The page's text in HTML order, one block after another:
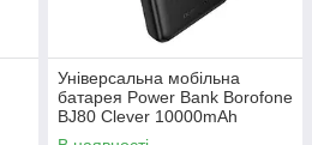
Універсальна мобільна
батарея Power Bank Borofone
BJ80 Clever 10000mAh
22.5W+PD20W